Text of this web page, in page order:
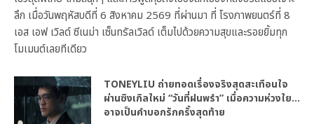
ลึก เมื่อวันพฤหัสบดีที่ 6 สิงหาคม 2569 ที่ผ่านมา ที่ โรงภาพยนตร์ที่ 8
เอส เอฟ เวิลด์ ซีเนม่า เซ็นทรัลเวิลด์ เต็มไปด้วยความสุขและรอยยิ้มทุก
โมเมนต์เลยทีเดียว
TONEYLIU ถ่ายทอดเรื่องจริงสุดสะเทือนใจ
ผ่านซิงเกิลใหม่ “วันที่ฝนพรำ” เมื่อความห่วงใย…
อาจเป็นคำบอกรักครั้งสุดท้าย